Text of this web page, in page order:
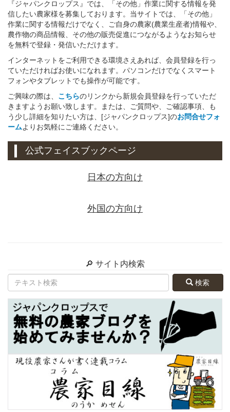
『ジャパンクロップス』では、「その他」作業に関する情報を発
信したい農家様を募集しております。当サイトでは、「その他」
作業に関する情報だけでなく、ご自身の農家(農業生産者)情報や、
農作物の商品情報、その他の販売促進につながるようなお知らせ
を無料で登録・発信いただけます。
インターネットをご利用できる環境さえあれば、会員登録を行っ
ていただければお使いになれます。パソコンだけでなくスマート
フォンやタブレットでも操作が可能です。
ご興味の際は、 こちらのリンクから新規会員登録を行っていただ
きますようお願い致します。または、ご質問や、ご確認事項、も
う少し詳細を知りたい方は、[ジャパンクロップス]のお問合せフォ
ームよりお気軽にご連絡ください。
公式フェイスブックページ
日本の方向け
外国の方向け
🔎 サイト内検索
検索